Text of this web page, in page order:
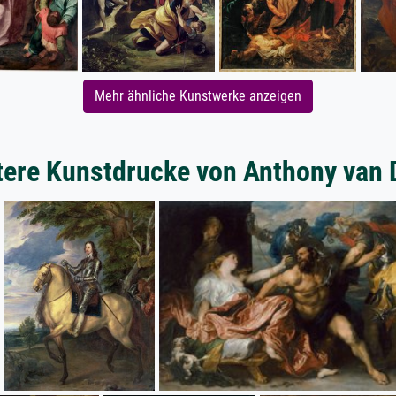
Mehr ähnliche Kunstwerke anzeigen
Kunstdrucke von Anthony van